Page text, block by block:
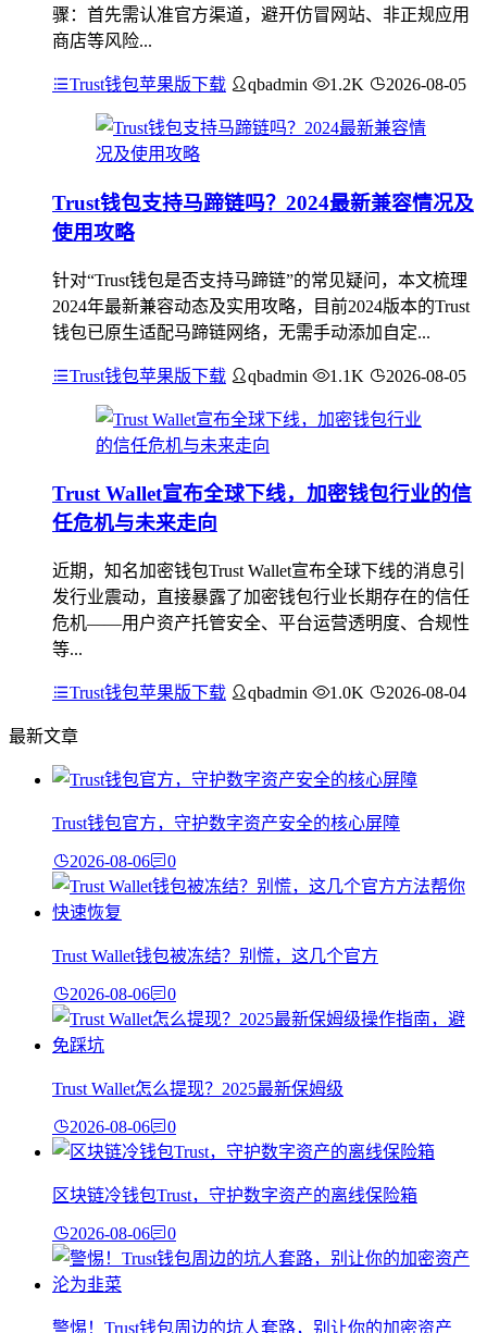
骤：首先需认准官方渠道，避开仿冒网站、非正规应用
商店等风险...
Trust钱包苹果版下载 qbadmin 1.2K 2026-08-05
Trust钱包支持马蹄链吗？2024最新兼容情况及
使用攻略
针对“Trust钱包是否支持马蹄链”的常见疑问，本文梳理
2024年最新兼容动态及实用攻略，目前2024版本的Trust
钱包已原生适配马蹄链网络，无需手动添加自定...
Trust钱包苹果版下载 qbadmin 1.1K 2026-08-05
Trust Wallet宣布全球下线，加密钱包行业的信
任危机与未来走向
近期，知名加密钱包Trust Wallet宣布全球下线的消息引
发行业震动，直接暴露了加密钱包行业长期存在的信任
危机——用户资产托管安全、平台运营透明度、合规性
等...
Trust钱包苹果版下载 qbadmin 1.0K 2026-08-04
最新文章
Trust钱包官方，守护数字资产安全的核心屏障
2026-08-06 0
Trust Wallet钱包被冻结？别慌，这几个官方
2026-08-06 0
Trust Wallet怎么提现？2025最新保姆级
2026-08-06 0
区块链冷钱包Trust，守护数字资产的离线保险箱
2026-08-06 0
警惕！Trust钱包周边的坑人套路，别让你的加密资产